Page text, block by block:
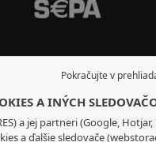
Pokračujte v
A INÝCH
a jej partneri (Google,
a ďalšie sledovače